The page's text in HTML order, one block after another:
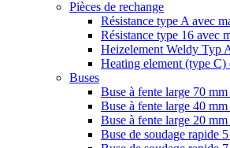
Pièces de rechange
Résistance type A avec
Résistance type 16 avec
Heizelement Weldy Typ
Heating element (type
Buses
Buse à fente large 70
Buse à fente large 40
Buse à fente large 20
Buse de soudage rapide